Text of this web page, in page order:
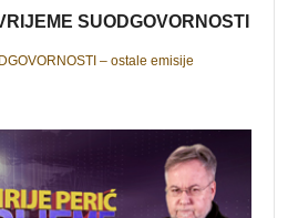
SUODGOVORNOSTI
– ostale emisije